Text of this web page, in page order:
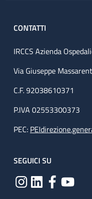
CONTATTI
IRCCS Azienda
Via Giuseppe
C.F. 92038610371
P.IVA 02553300373
PEC:
SEGUICI SU